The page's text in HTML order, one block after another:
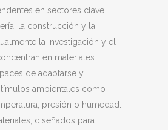
en sectores clave
la construcción y la
la investigación y el
en materiales
de adaptarse y
ambientales como
presión o humedad.
diseñados para